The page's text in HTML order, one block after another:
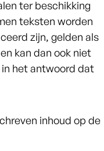
ter beschikking
teksten worden
zijn, gelden als
kan dan ook niet
het antwoord dat
inhoud op de